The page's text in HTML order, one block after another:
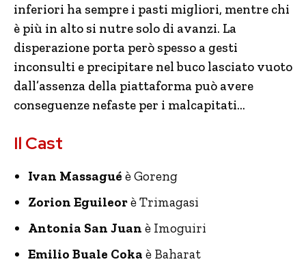
inferiori ha sempre i pasti migliori, mentre chi
è più in alto si nutre solo di avanzi. La
disperazione porta però spesso a gesti
inconsulti e precipitare nel buco lasciato vuoto
dall’assenza della piattaforma può avere
conseguenze nefaste per i malcapitati…
Il Cast
Ivan Massagué è Goreng
Zorion Eguileorè Trimagasi
Antonia San Juan è Imoguiri
Emilio Buale Coka è Baharat